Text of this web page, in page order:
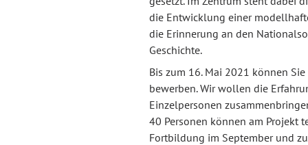
die Entwicklung einer
die Erinnerung an den
Geschichte.
Bis zum 16. Mai 2021 können
bewerben. Wir wollen die
Einzelpersonen
40 Personen können am Projekt
Fortbildung im September und